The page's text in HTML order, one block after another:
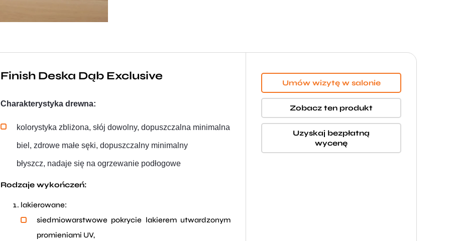
Finish Deska Dąb Exclusive
Charakterystyka drewna:
kolorystyka zbliżona, słój dowolny, dopuszczalna minimalna
biel, zdrowe małe sęki, dopuszczalny minimalny
błyszcz, nadaje się na ogrzewanie podłogowe
Rodzaje wykończeń:
lakierowane:
​​siedmiowarstwowe pokrycie lakierem utwardzonym
promieniami UV,
Umów wizytę w salonie
Zobacz ten produkt
Uzyskaj bezpłatną
wycenę